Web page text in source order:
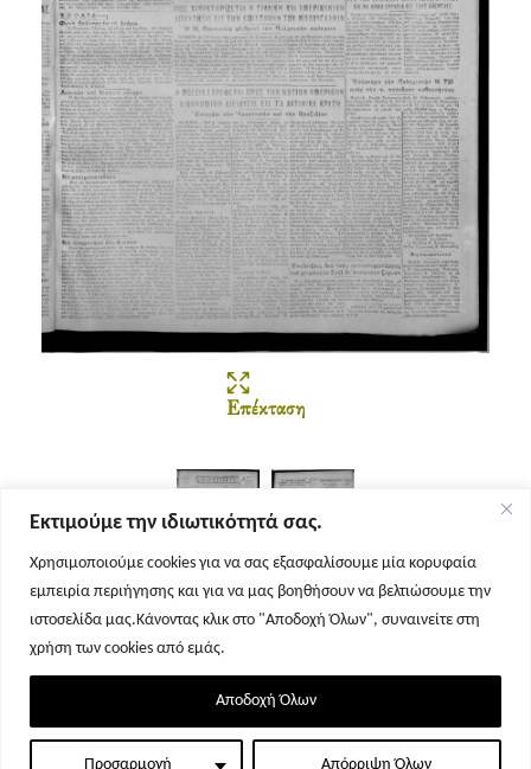
Εκτιμούμε την ιδιωτικότητά σας.
Χρησιμοποιούμε cookies για να σας εξασφαλίσουμε μία κορυφαία
εμπειρία περιήγησης και για να μας βοηθήσουν να βελτιώσουμε την
ιστοσελίδα μας.Κάνοντας κλικ στο "Αποδοχή Όλων", συναινείτε στη
χρήση των cookies από εμάς.
Προσαρμογή Απόρριψη Όλων
Αποδοχή Όλων
Επέκταση
Σελίδα 1 Σελίδα 2